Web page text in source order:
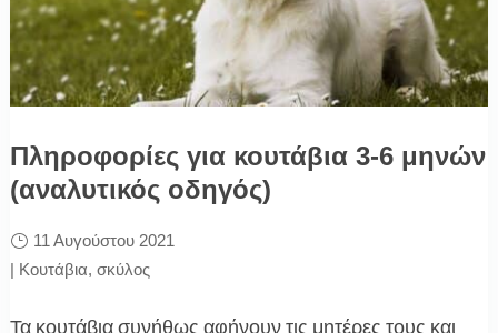
Πληροφορίες για κουτάβια 3-6 μηνών
(αναλυτικός οδηγός)
11 Αυγούστου 2021
| Κουτάβια, σκύλος